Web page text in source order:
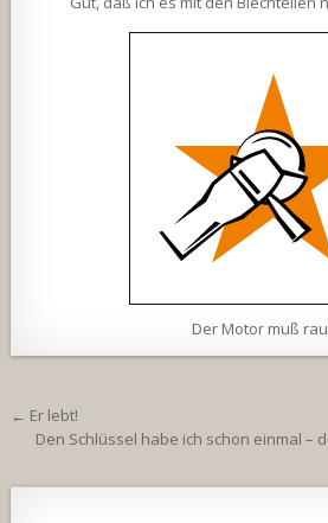
Der Motor muß
Beitragsnavigation
← Er lebt!
Den Schlüssel habe ich schon einmal –